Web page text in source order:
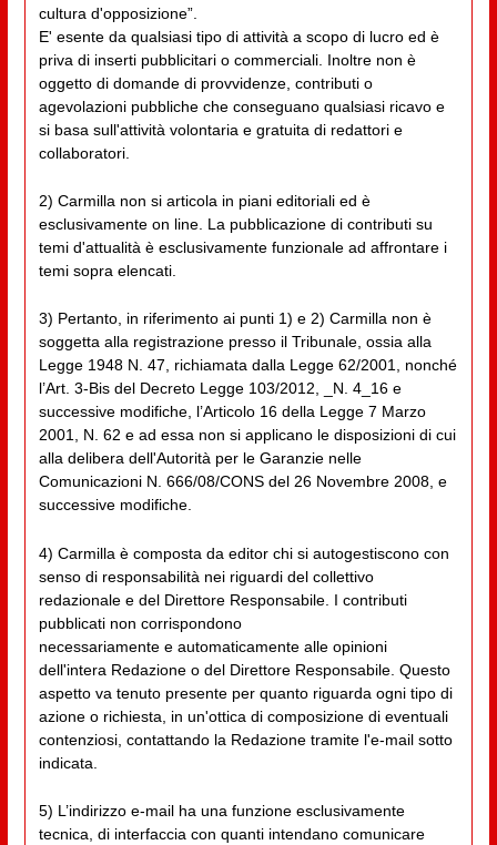
cultura d'opposizione”.
E' esente da qualsiasi tipo di attività a scopo di lucro ed è
priva di inserti pubblicitari o commerciali. Inoltre non è
oggetto di domande di provvidenze, contributi o
agevolazioni pubbliche che conseguano qualsiasi ricavo e
si basa sull'attività volontaria e gratuita di redattori e
collaboratori.
2) Carmilla non si articola in piani editoriali ed è
esclusivamente on line. La pubblicazione di contributi su
temi d'attualità è esclusivamente funzionale ad affrontare i
temi sopra elencati.
3) Pertanto, in riferimento ai punti 1) e 2) Carmilla non è
soggetta alla registrazione presso il Tribunale, ossia alla
Legge 1948 N. 47, richiamata dalla Legge 62/2001, nonché
l’Art. 3-Bis del Decreto Legge 103/2012, _N. 4_16 e
successive modifiche, l’Articolo 16 della Legge 7 Marzo
2001, N. 62 e ad essa non si applicano le disposizioni di cui
alla delibera dell'Autorità per le Garanzie nelle
Comunicazioni N. 666/08/CONS del 26 Novembre 2008, e
successive modifiche.
4) Carmilla è composta da editor chi si autogestiscono con
senso di responsabilità nei riguardi del collettivo
redazionale e del Direttore Responsabile. I contributi
pubblicati non corrispondono
necessariamente e automaticamente alle opinioni
dell'intera Redazione o del Direttore Responsabile. Questo
aspetto va tenuto presente per quanto riguarda ogni tipo di
azione o richiesta, in un'ottica di composizione di eventuali
contenziosi, contattando la Redazione tramite l'e-mail sotto
indicata.
5) L’indirizzo e-mail ha una funzione esclusivamente
tecnica, di interfaccia con quanti intendano comunicare